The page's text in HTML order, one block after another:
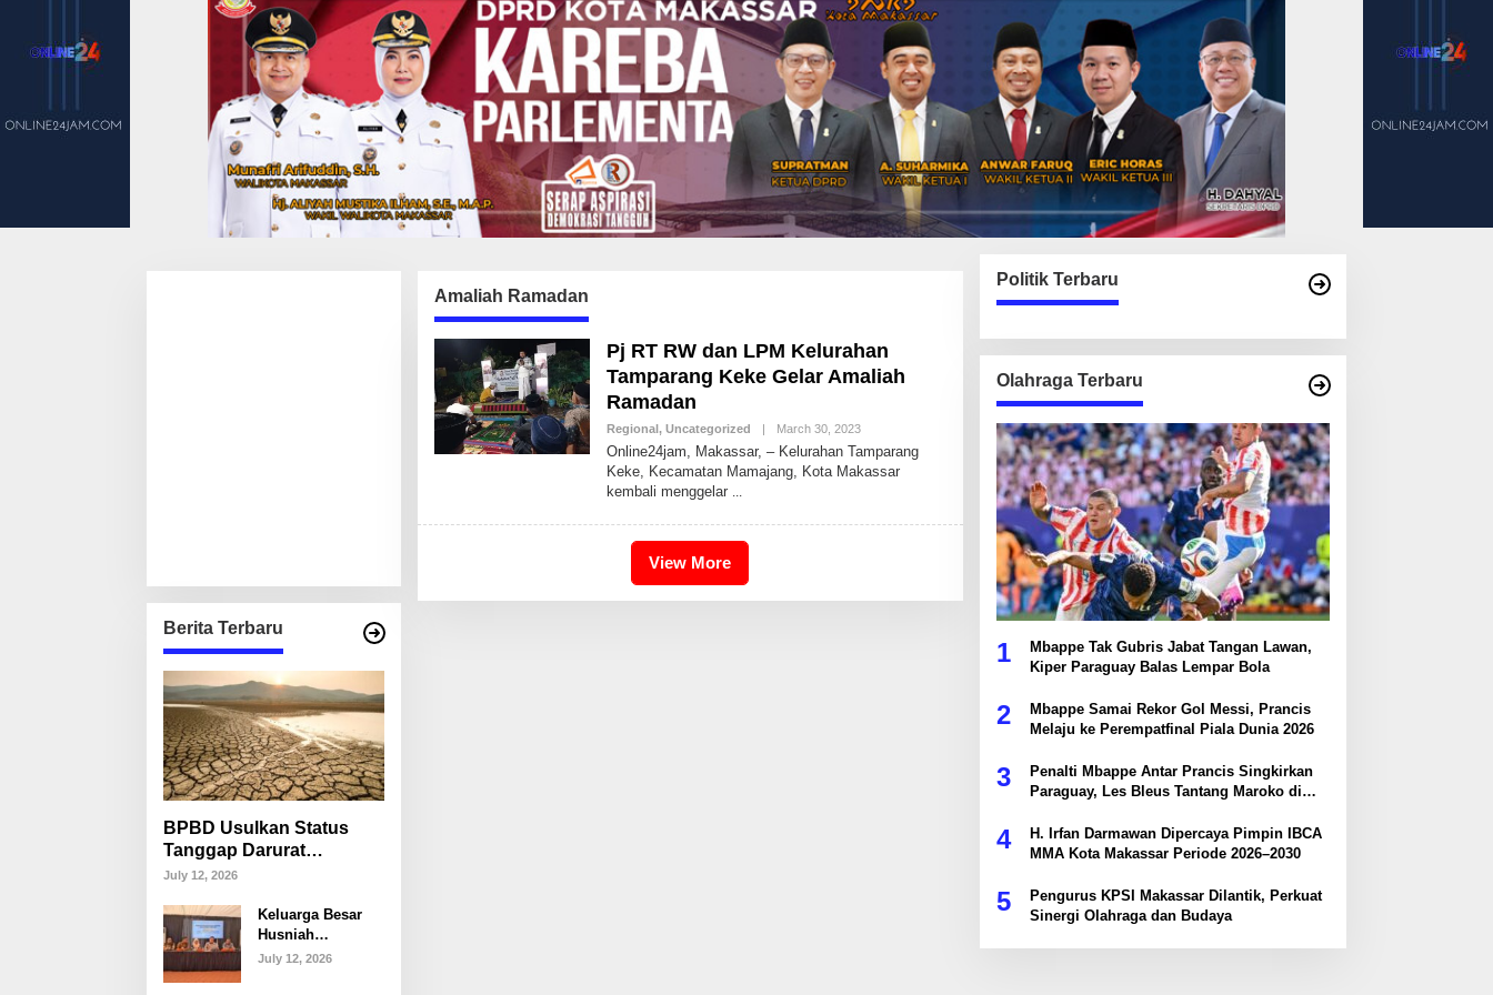
Berita Terbaru
BPBD Usulkan Status
Tanggap Darurat
Kekeringan di Makassar,
Mulai Krisis Air Bersih
July 12, 2026
Keluarga Besar
Husniah
Talenrang
July 12, 2026
Amaliah Ramadan
Pj RT RW dan LPM Kelurahan
Tamparang Keke Gelar Amaliah
Ramadan
Regional, Uncategorized | March 30, 2023B
I
D
S
Online24jam, Makassar, – Kelurahan Tamparang
Keke, Kecamatan Mamajang, Kota Makassar
kembali menggelar
View More
Politik Terbaru
Olahraga Terbaru
1
Mbappe Tak Gubris Jabat Tangan Lawan,
Kiper Paraguay Balas Lempar Bola
2
Mbappe Samai Rekor Gol Messi, Prancis
Melaju ke Perempatfinal Piala Dunia 2026
3
Penalti Mbappe Antar Prancis Singkirkan
Paraguay, Les Bleus Tantang Maroko di
4
H. Irfan Darmawan Dipercaya Pimpin IBCA
MMA Kota Makassar Periode 2026–2030
5
Pengurus KPSI Makassar Dilantik, Perkuat
Sinergi Olahraga dan Budaya